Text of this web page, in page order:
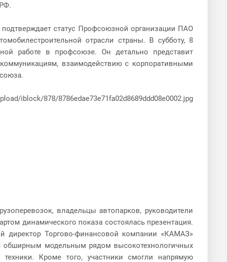
подтверждает статус Профсоюзной организации ПАО
отрасли страны. В субботу, 8
работе в профсоюзе. Он детально представит
взаимодействию с корпоративными
владельцы автопарков, руководители
динамического показа состоялась презентация.
директор Торгово-финансовой компании «КАМАЗ»
обширным модельным рядом высокотехнологичных
Кроме того, участники смогли напрямую